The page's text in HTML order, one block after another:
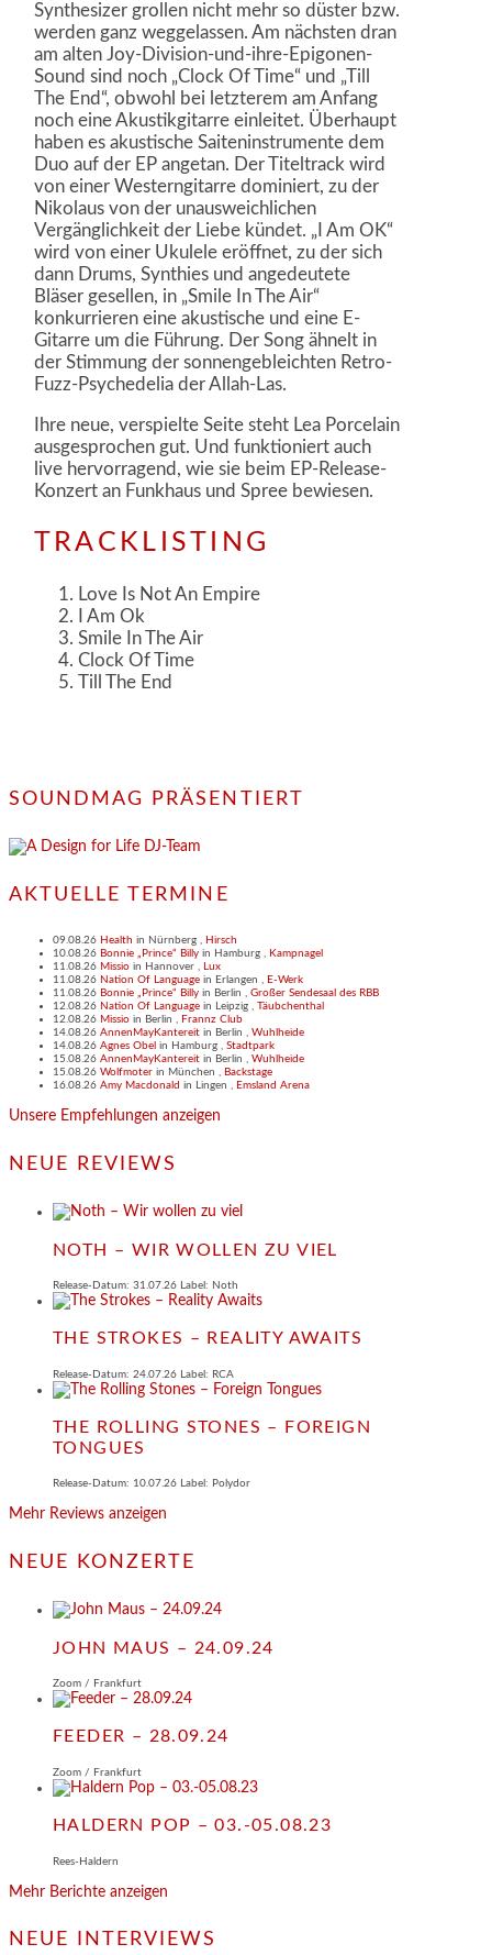
Synthesizer grollen nicht mehr so düster bzw.
werden ganz weggelassen. Am nächsten dran
am alten Joy-Division-und-ihre-Epigonen-
Sound sind noch „Clock Of Time“ und „Till
The End“, obwohl bei letzterem am Anfang
noch eine Akustikgitarre einleitet. Überhaupt
haben es akustische Saiteninstrumente dem
Duo auf der EP angetan. Der Titeltrack wird
von einer Westerngitarre dominiert, zu der
Nikolaus von der unausweichlichen
Vergänglichkeit der Liebe kündet. „I Am OK“
wird von einer Ukulele eröffnet, zu der sich
dann Drums, Synthies und angedeutete
Bläser gesellen, in „Smile In The Air“
konkurrieren eine akustische und eine E-
Gitarre um die Führung. Der Song ähnelt in
der Stimmung der sonnengebleichten Retro-
Fuzz-Psychedelia der Allah-Las.
Ihre neue, verspielte Seite steht Lea Porcelain
ausgesprochen gut. Und funktioniert auch
live hervorragend, wie sie beim EP-Release-
Konzert an Funkhaus und Spree bewiesen.
TRACKLISTING
Love Is Not An Empire
I Am Ok
Smile In The Air
Clock Of Time
Till The End
SOUNDMAG PRÄSENTIERT
AKTUELLE TERMINE
09.08.26 Health in Nürnberg , Hirsch
10.08.26 Bonnie „Prince“ Billy in Hamburg , Kampnagel
11.08.26 Missio in Hannover , Lux
11.08.26 Nation Of Language in Erlangen , E-Werk
11.08.26 Bonnie „Prince“ Billy in Berlin , Großer Sendesaal des RBB
12.08.26 Nation Of Language in Leipzig , Täubchenthal
12.08.26 Missio in Berlin , Frannz Club
14.08.26 AnnenMayKantereit in Berlin , Wuhlheide
14.08.26 Agnes Obel in Hamburg , Stadtpark
15.08.26 AnnenMayKantereit in Berlin , Wuhlheide
15.08.26 Wolfmoter in München , Backstage
16.08.26 Amy Macdonald in Lingen , Emsland Arena
Unsere Empfehlungen anzeigen
NEUE REVIEWS
NOTH – WIR WOLLEN ZU VIEL
Release-Datum: 31.07.26 Label: Noth
THE STROKES – REALITY AWAITS
Release-Datum: 24.07.26 Label: RCA
THE ROLLING STONES – FOREIGN
TONGUES
Release-Datum: 10.07.26 Label: Polydor
Mehr Reviews anzeigen
NEUE KONZERTE
JOHN MAUS – 24.09.24
Zoom / Frankfurt
FEEDER – 28.09.24
Zoom / Frankfurt
HALDERN POP – 03.-05.08.23
Rees-Haldern
Mehr Berichte anzeigen
NEUE INTERVIEWS